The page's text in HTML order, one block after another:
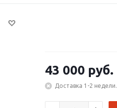
43 000 руб.
Доставка 1-2 недели.